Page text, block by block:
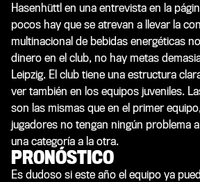
Hasenhüttl en una entrevista en la
pocos hay que se atrevan a llevar la
multinacional de bebidas energéticas
dinero en el club, no hay metas
Leipzig. El club tiene una estructura
ver también en los equipos juveniles.
son las mismas que en el primer
jugadores no tengan ningún problema
una categoría a la otra.
PRONÓSTICO
Es dudoso si este año el equipo ya